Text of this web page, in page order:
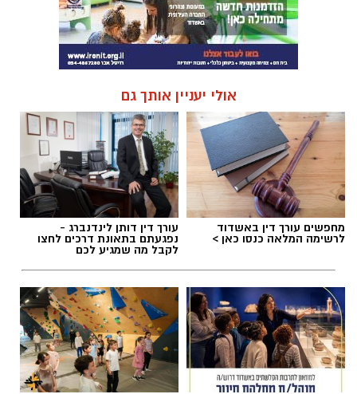
אולי יעניין אותך גם
מחפשים עורך דין באשדוד
לרשימה המלאה כנסו כאן >
עורך דין דותן לינדנברג -
נפגעתם בתאונת דרכים לחצו
לקבל מה שמגיע לכם